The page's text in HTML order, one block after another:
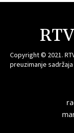
Copyright © 2021.
preuzimanje